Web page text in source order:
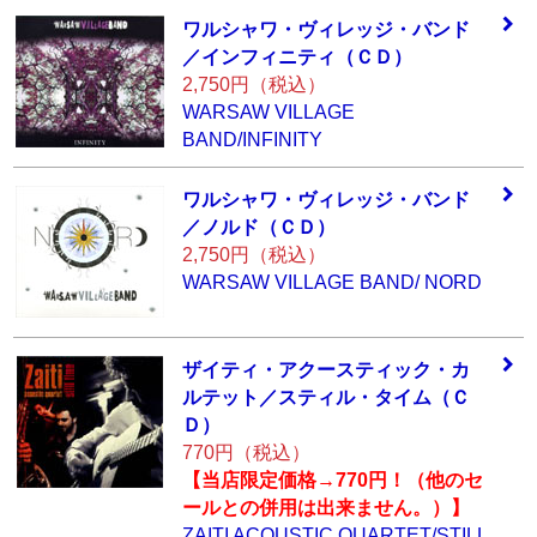
ワルシャワ・ヴィ レッジ・バンド
／インフィニティ（ ＣＤ）
2,750円（税込）
WARSAW VILLAGE
BAND/INFINITY
ワルシャワ・ヴィ レッジ・バンド
／ ノルド（ＣＤ）
2,750円（税込）
WARSAW VILLAGE BAND/ NORD
ザイティ・アクースティック・カ
ルテット／スティル・タイム（Ｃ
Ｄ）
770円（税込）
【当店限定価格→770円！（他のセ
ールとの併用は出来ません。）】